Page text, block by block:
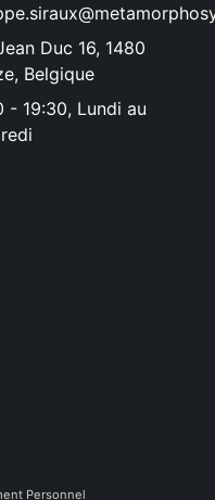
Duc 16, 1480
Belgique
- 19:30, Lundi au
Personnel